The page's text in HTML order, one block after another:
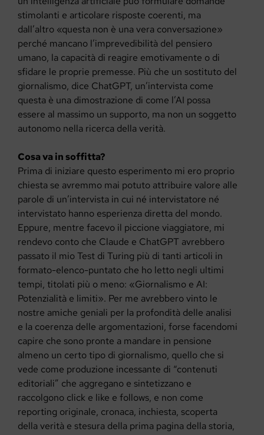
stimolanti e articolare risposte coerenti, ma
dall’altro «questa non è una vera conversazione»
perché mancano l’imprevedibilità del pensiero
umano, la capacità di reagire emotivamente o di
sfidare le proprie premesse. Più che un sostituto del
giornalismo, dice ChatGPT, un’intervista come
questa è una dimostrazione di come l’AI possa
essere al massimo un supporto, ma non un soggetto
autonomo nella ricerca della verità.
Cosa va in soffitta?
Prima di iniziare questo esperimento mi ero proprio
chiesta se avremmo mai potuto attribuire valore alle
parole di un’intervista in cui né intervistatore né
intervistato hanno esperienza diretta del mondo.
Eppure, mentre facevo il piccione viaggiatore, mi
rendevo conto che Claude e ChatGPT avrebbero
passato il mio Test di Turing più di tanti articoli in
formato-elenco-puntato che ho letto negli ultimi
tempi, titolati più o meno: «Giornalismo e AI:
Potenzialità e limiti». Per me avrebbero vinto le
nostre amiche geniali per la profondità delle analisi
e la coerenza delle argomentazioni, forse facendomi
capire che sono pronte a mandare in pensione
almeno un certo tipo di giornalismo, quello che si
vede come produzione incessante di “contenuti
editoriali” che aggregano e sintetizzano e
raccolgono click e like e follows, e non come
reporting originale, cronaca, inchiesta, scoperta
della verità e stesura della prima pagina della storia,